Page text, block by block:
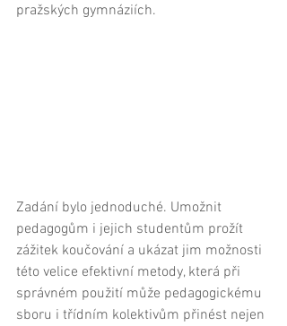
pražských gymnáziích.
Zadání bylo jednoduché. Umožnit
pedagogům i jejich studentům prožít
zážitek koučování a ukázat jim možnosti
této velice efektivní metody, která při
správném použití může pedagogickému
sboru i třídním kolektivům přinést nejen